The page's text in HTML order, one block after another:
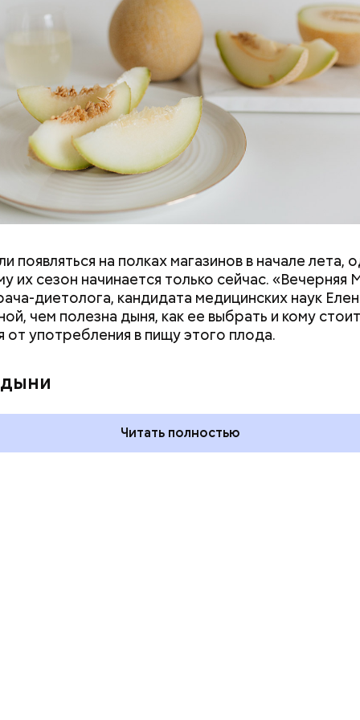
пьяного
праздники
и мире 5
и мире 4 августа
появляться на полках магазинов в начале лета,
их сезон начинается только сейчас. «Вечерняя
диетолога, кандидата медицинских наук
чем полезна дыня, как ее выбрать и кому стоит
от употребления в пищу этого плода.
Читать полностью